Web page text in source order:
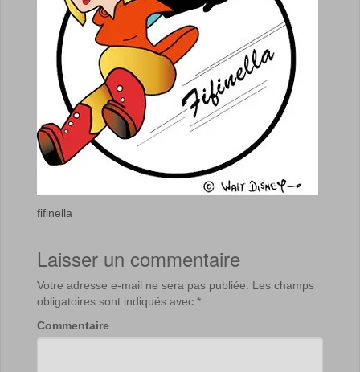
fifinella
Laisser un commentaire
Votre adresse e-mail ne sera pas publiée.
Les champs
obligatoires sont indiqués avec *
Commentaire